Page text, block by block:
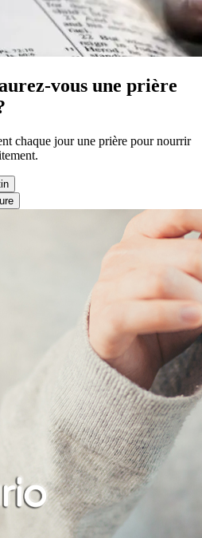
vous une prière
chaque jour une prière pour nourrir